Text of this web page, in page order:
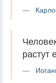
растут